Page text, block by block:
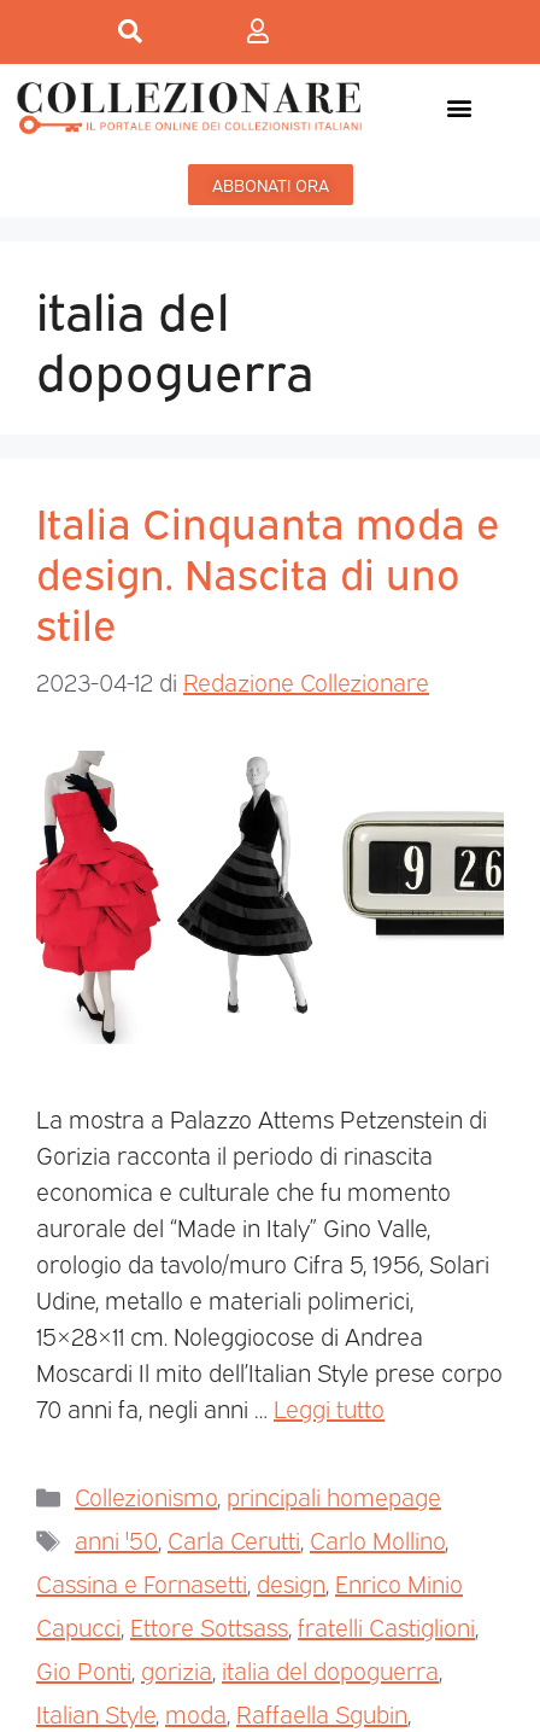
ABBONATI ORA
italia del
dopoguerra
Italia Cinquanta moda e
design. Nascita di uno
stile
2023-04-12 di Redazione Collezionare
La mostra a Palazzo Attems Petzenstein di
Gorizia racconta il periodo di rinascita
economica e culturale che fu momento
aurorale del “Made in Italy” Gino Valle,
orologio da tavolo/muro Cifra 5, 1956, Solari
Udine, metallo e materiali polimerici,
15×28×11 cm. Noleggiocose di Andrea
Moscardi Il mito dell’Italian Style prese corpo
70 anni fa, negli anni … Leggi tutto
Collezionismo, principali homepage
anni '50, Carla Cerutti, Carlo Mollino,
Cassina e Fornasetti, design, Enrico Minio
Capucci, Ettore Sottsass,fratelli Castiglioni,
Gio Ponti, gorizia, italia del dopoguerra,
Italian Style, moda, Raffaella Sgubin,